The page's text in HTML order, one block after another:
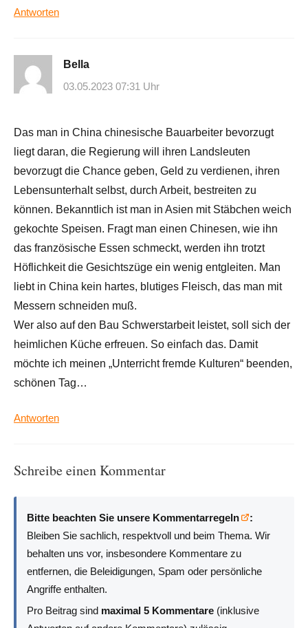
Antworten
Bella
03.05.2023 07:31 Uhr
Das man in China chinesische Bauarbeiter bevorzugt
liegt daran, die Regierung will ihren Landsleuten
bevorzugt die Chance geben, Geld zu verdienen, ihren
Lebensunterhalt selbst, durch Arbeit, bestreiten zu
können. Bekanntlich ist man in Asien mit Stäbchen weich
gekochte Speisen. Fragt man einen Chinesen, wie ihn
das französische Essen schmeckt, werden ihn trotzt
Höflichkeit die Gesichtszüge ein wenig entgleiten. Man
liebt in China kein hartes, blutiges Fleisch, das man mit
Messern schneiden muß.
Wer also auf den Bau Schwerstarbeit leistet, soll sich der
heimlichen Küche erfreuen. So einfach das. Damit
möchte ich meinen „Unterricht fremde Kulturen“ beenden,
schönen Tag…
Antworten
Schreibe einen Kommentar
Bitte beachten Sie unsere Kommentarregeln
:
Bleiben Sie sachlich, respektvoll und beim Thema. Wir
behalten uns vor, insbesondere Kommentare zu
entfernen, die Beleidigungen, Spam oder persönliche
Angriffe enthalten.
Pro Beitrag sind maximal 5 Kommentare (inklusive